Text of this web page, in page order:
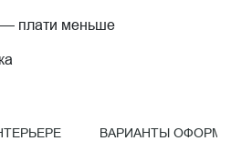
плати меньше
ВАРИАНТЫ